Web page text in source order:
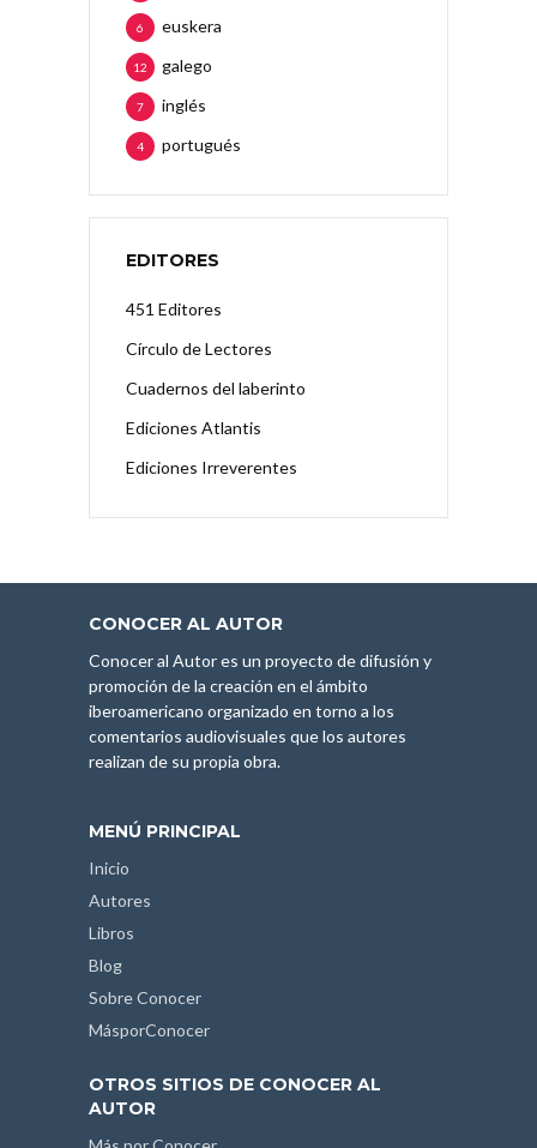
euskera
6
galego
12
inglés
7
portugués
4
EDITORES
451 Editores
Círculo de Lectores
Cuadernos del laberinto
Ediciones Atlantis
Ediciones Irreverentes
CONOCER AL AUTOR
Conocer al Autor es un proyecto de difusión y
promoción de la creación en el ámbito
iberoamericano organizado en torno a los
comentarios audiovisuales que los autores
realizan de su propia obra.
MENÚ PRINCIPAL
Inicio
Autores
Libros
Blog
Sobre Conocer
MásporConocer
OTROS SITIOS DE CONOCER AL
AUTOR